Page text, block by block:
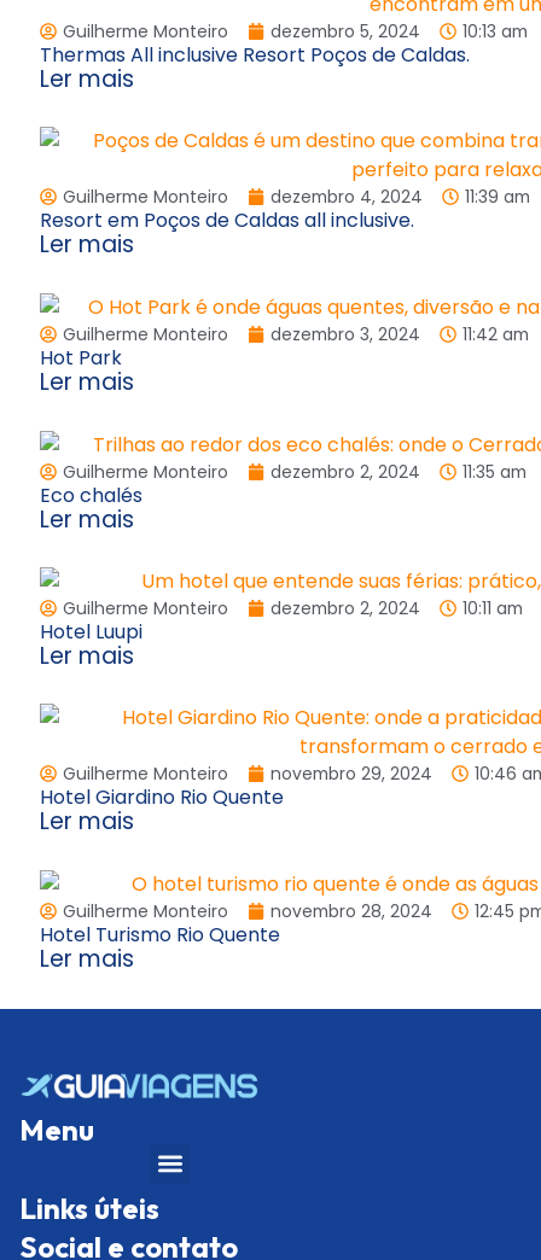
Guilherme Monteiro dezembro 5, 2024 10:13 am
Thermas All inclusive Resort Poços de Caldas.
Ler mais
Guilherme Monteiro dezembro 4, 2024 11:39 am
Resort em Poços de Caldas all inclusive.
Ler mais
Guilherme Monteiro dezembro 3, 2024 11:42 am
Hot Park
Ler mais
Guilherme Monteiro dezembro 2, 2024 11:35 am
Eco chalés
Ler mais
Guilherme Monteiro dezembro 2, 2024 10:11 am
Hotel Luupi
Ler mais
Guilherme Monteiro novembro 29, 2024 10:46
Hotel Giardino Rio Quente
Ler mais
Guilherme Monteiro novembro 28, 2024 12:45
Hotel Turismo Rio Quente
Ler mais
Menu
Links úteis
Social e contato